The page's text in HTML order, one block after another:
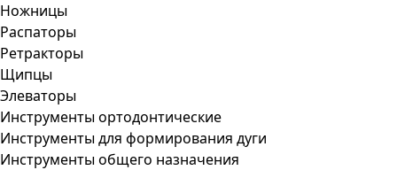
Ножницы
Распаторы
Ретракторы
Щипцы
Элеваторы
Инструменты ортодонтические
Инструменты для формирования дуги
Инструменты общего назначения